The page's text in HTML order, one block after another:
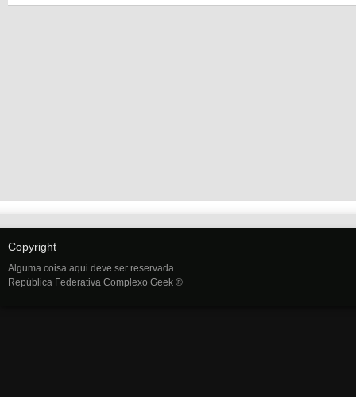
Copyright
Alguma coisa aqui deve ser reservada.
República Federativa Complexo Geek ®